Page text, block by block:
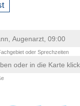
oder Sprechzeiten